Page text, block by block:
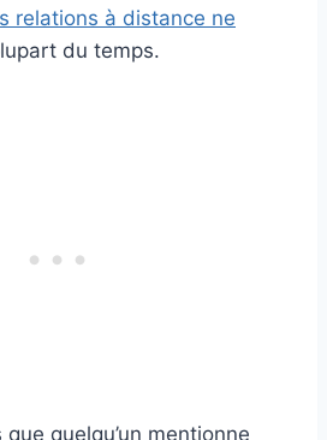
relations à distance ne
du temps.
quelqu’un mentionne